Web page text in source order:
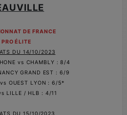
DE FRANCE
PROÉLITE
DU 14/10/2023
vs CHAMBLY : 8/4
GRAND EST : 6/9
OUEST LYON : 6/5*
LILLE / HLB : 4/11
DU 15/10/2023